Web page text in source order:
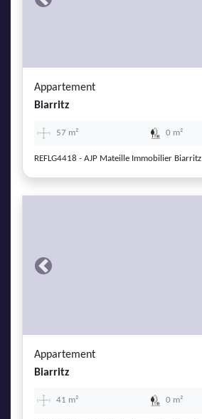
Previous
Appartement
Biarritz
57 m² 0 m²
REFLG4418 - AJP Mateille Immobilier Biarritz
Previous
Appartement
Biarritz
41 m² 0 m²